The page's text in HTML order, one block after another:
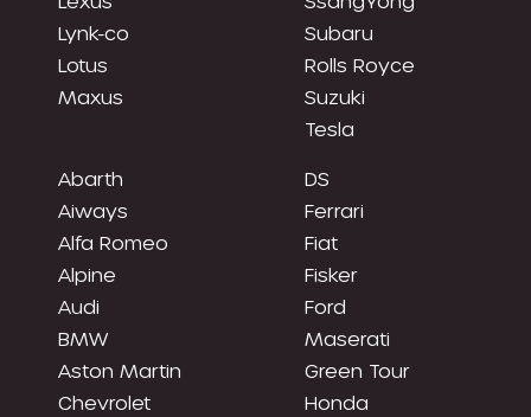
Lynk-co
Lotus
Maxus
Abarth
Aiways
Alfa Romeo
Alpine
Audi
BMW
Aston Martin
Chevrolet
DS
Ferrari
Fiat
Fisker
Ford
Maserati
Green Tour
Honda
Subaru
Rolls Royce
Suzuki
Tesla